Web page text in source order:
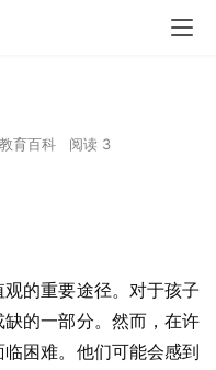
教育百科 阅读 3
的重要途径。对于孩子
的一部分。然而，在许
困难。他们可能会感到